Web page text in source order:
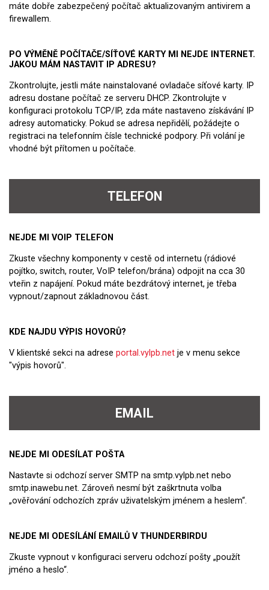
máte dobře zabezpečený počítač aktualizovaným antivirem a
firewallem.
PO VÝMĚNĚ POČÍTAČE/SÍŤOVÉ KARTY MI NEJDE INTERNET.
JAKOU MÁM NASTAVIT IP ADRESU?
Zkontrolujte, jestli máte nainstalované ovladače síťové karty. IP
adresu dostane počítač ze serveru DHCP. Zkontrolujte v
konfiguraci protokolu TCP/IP, zda máte nastaveno získávání IP
adresy automaticky. Pokud se adresa nepřidělí, požádejte o
registraci na telefonním čísle technické podpory. Při volání je
vhodné být přítomen u počítače.
TELEFON
NEJDE MI VOIP TELEFON
Zkuste všechny komponenty v cestě od internetu (rádiové
pojítko, switch, router, VoIP telefon/brána) odpojit na cca 30
vteřin z napájení. Pokud máte bezdrátový internet, je třeba
vypnout/zapnout základnovou část.
KDE NAJDU VÝPIS HOVORŮ?
V klientské sekci na adrese portal.vylpb.net je v menu sekce
"výpis hovorů".
EMAIL
NEJDE MI ODESÍLAT POŠTA
Nastavte si odchozí server SMTP na smtp.vylpb.net nebo
smtp.inawebu.net. Zároveň nesmí být zaškrtnuta volba
„ověřování odchozích zpráv uživatelským jménem a heslem“.
NEJDE MI ODESÍLÁNÍ EMAILŮ V THUNDERBIRDU
Zkuste vypnout v konfiguraci serveru odchozí pošty „použít
jméno a heslo“.